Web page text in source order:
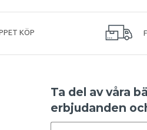
KÖP
Ta del av våra
erbjudanden